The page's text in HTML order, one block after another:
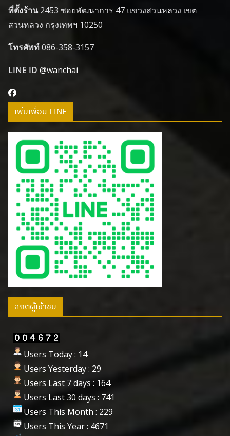
ที่ตั้งร้าน2453 ซอยพัฒนาการ 47 แขวงสวนหลวง เขต
สวนหลวง กรุงเทพฯ 10250
โทรศัพท์086-358-3157
LINE ID @wanchai
เพิ่มเพื่อน LINE
สถิติผู้เข้าชม
Users Today : 14
Users Yesterday : 29
Users Last 7 days : 164
Users Last 30 days : 741
Users This Month : 229
Users This Year : 4671